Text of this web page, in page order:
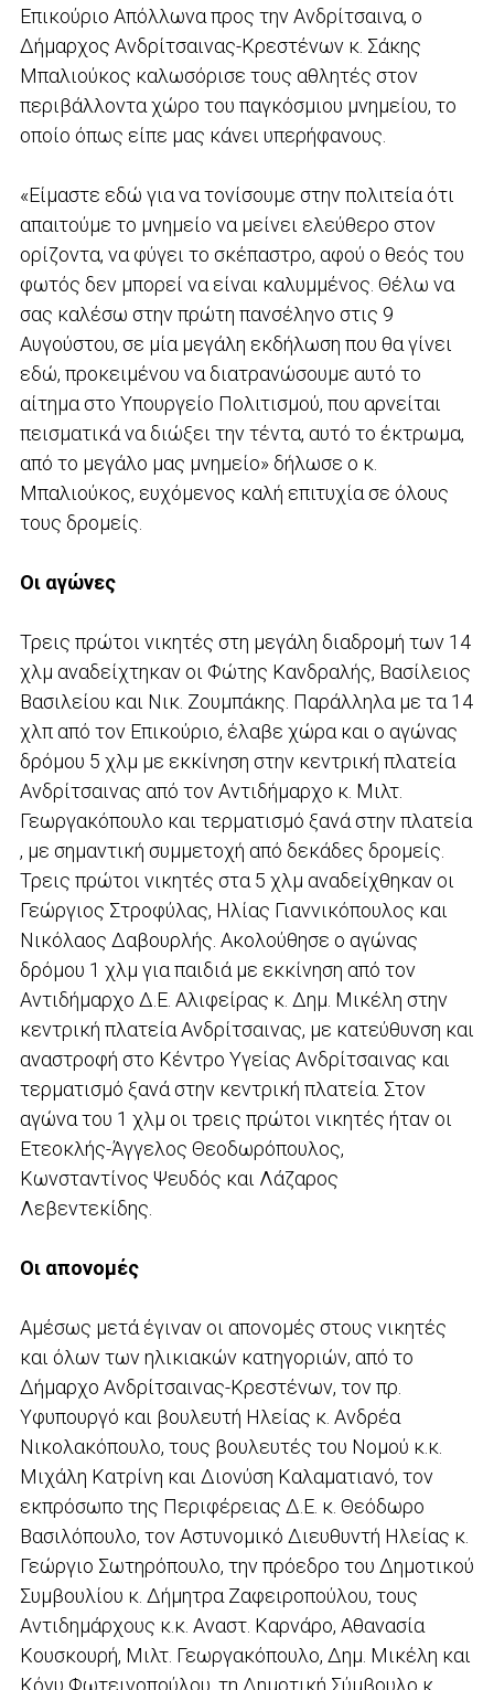
Επικούριο Απόλλωνα προς την Ανδρίτσαινα, ο
Δήμαρχος Ανδρίτσαινας-Κρεστένων κ. Σάκης
Μπαλιούκος καλωσόρισε τους αθλητές στον
περιβάλλοντα χώρο του παγκόσμιου μνημείου, το
οποίο όπως είπε μας κάνει υπερήφανους.
«Είμαστε εδώ για να τονίσουμε στην πολιτεία ότι
απαιτούμε το μνημείο να μείνει ελεύθερο στον
ορίζοντα, να φύγει το σκέπαστρο, αφού ο θεός του
φωτός δεν μπορεί να είναι καλυμμένος. Θέλω να
σας καλέσω στην πρώτη πανσέληνο στις 9
Αυγούστου, σε μία μεγάλη εκδήλωση που θα γίνει
εδώ, προκειμένου να διατρανώσουμε αυτό το
αίτημα στο Υπουργείο Πολιτισμού, που αρνείται
πεισματικά να διώξει την τέντα, αυτό το έκτρωμα,
από το μεγάλο μας μνημείο» δήλωσε ο κ.
Μπαλιούκος, ευχόμενος καλή επιτυχία σε όλους
τους δρομείς.
Οι αγώνες
Τρεις πρώτοι νικητές στη μεγάλη διαδρομή των 14
χλμ αναδείχτηκαν οι Φώτης Κανδραλής, Βασίλειος
Βασιλείου και Νικ. Ζουμπάκης. Παράλληλα με τα 14
χλπ από τον Επικούριο, έλαβε χώρα και ο αγώνας
δρόμου 5 χλμ με εκκίνηση στην κεντρική πλατεία
Ανδρίτσαινας από τον Αντιδήμαρχο κ. Μιλτ.
Γεωργακόπουλο και τερματισμό ξανά στην πλατεία
, με σημαντική συμμετοχή από δεκάδες δρομείς.
Τρεις πρώτοι νικητές στα 5 χλμ αναδείχθηκαν οι
Γεώργιος Στροφύλας, Ηλίας Γιαννικόπουλος και
Νικόλαος Δαβουρλής. Ακολούθησε ο αγώνας
δρόμου 1 χλμ για παιδιά με εκκίνηση από τον
Αντιδήμαρχο Δ.Ε. Αλιφείρας κ. Δημ. Μικέλη στην
κεντρική πλατεία Ανδρίτσαινας, με κατεύθυνση και
αναστροφή στο Κέντρο Υγείας Ανδρίτσαινας και
τερματισμό ξανά στην κεντρική πλατεία. Στον
αγώνα του 1 χλμ οι τρεις πρώτοι νικητές ήταν οι
Ετεοκλής-Άγγελος Θεοδωρόπουλος,
Κωνσταντίνος Ψευδός και Λάζαρος
Λεβεντεκίδης.
Οι απονομές
Αμέσως μετά έγιναν οι απονομές στους νικητές
και όλων των ηλικιακών κατηγοριών, από το
Δήμαρχο Ανδρίτσαινας-Κρεστένων, τον πρ.
Υφυπουργό και βουλευτή Ηλείας κ. Ανδρέα
Νικολακόπουλο, τους βουλευτές του Νομού κ.κ.
Μιχάλη Κατρίνη και Διονύση Καλαματιανό, τον
εκπρόσωπο της Περιφέρειας Δ.Ε. κ. Θεόδωρο
Βασιλόπουλο, τον Αστυνομικό Διευθυντή Ηλείας κ.
Γεώργιο Σωτηρόπουλο, την πρόεδρο του Δημοτικού
Συμβουλίου κ. Δήμητρα Ζαφειροπούλου, τους
Αντιδημάρχους κ.κ. Αναστ. Καρνάρο, Αθανασία
Κουσκουρή, Μιλτ. Γεωργακόπουλο, Δημ. Μικέλη και
Κόνυ Φωτεινοπούλου, τη Δημοτική Σύμβουλο κ.